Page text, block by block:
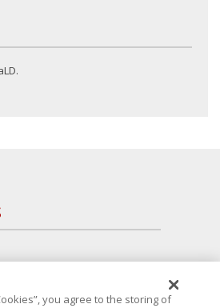
you agree to the storing of